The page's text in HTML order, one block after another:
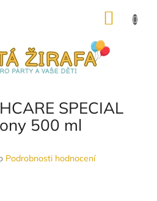
SPECIAL
500 ml
Podrobnosti hodnocení